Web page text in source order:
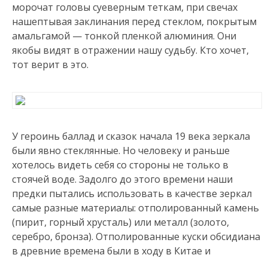
морочат головы суеверным теткам, при свечах
нашептывая заклинания перед стеклом, покрытым
амальгамой — тонкой пленкой алюминия. Они
якобы видят в отражении нашу судьбу. Кто хочет,
тот верит в это.
У героинь баллад и сказок начала 19 века зеркала
были явно стеклянные. Но человеку и раньше
хотелось видеть себя со стороны не только в
стоячей воде. Задолго до этого времени наши
предки пытались использовать в качестве зеркал
самые разные материалы: отполированный камень
(пирит, горный хрусталь) или металл (золото,
серебро, бронза). Отполированные куски обсидиана
в древние времена были в ходу в Китае и